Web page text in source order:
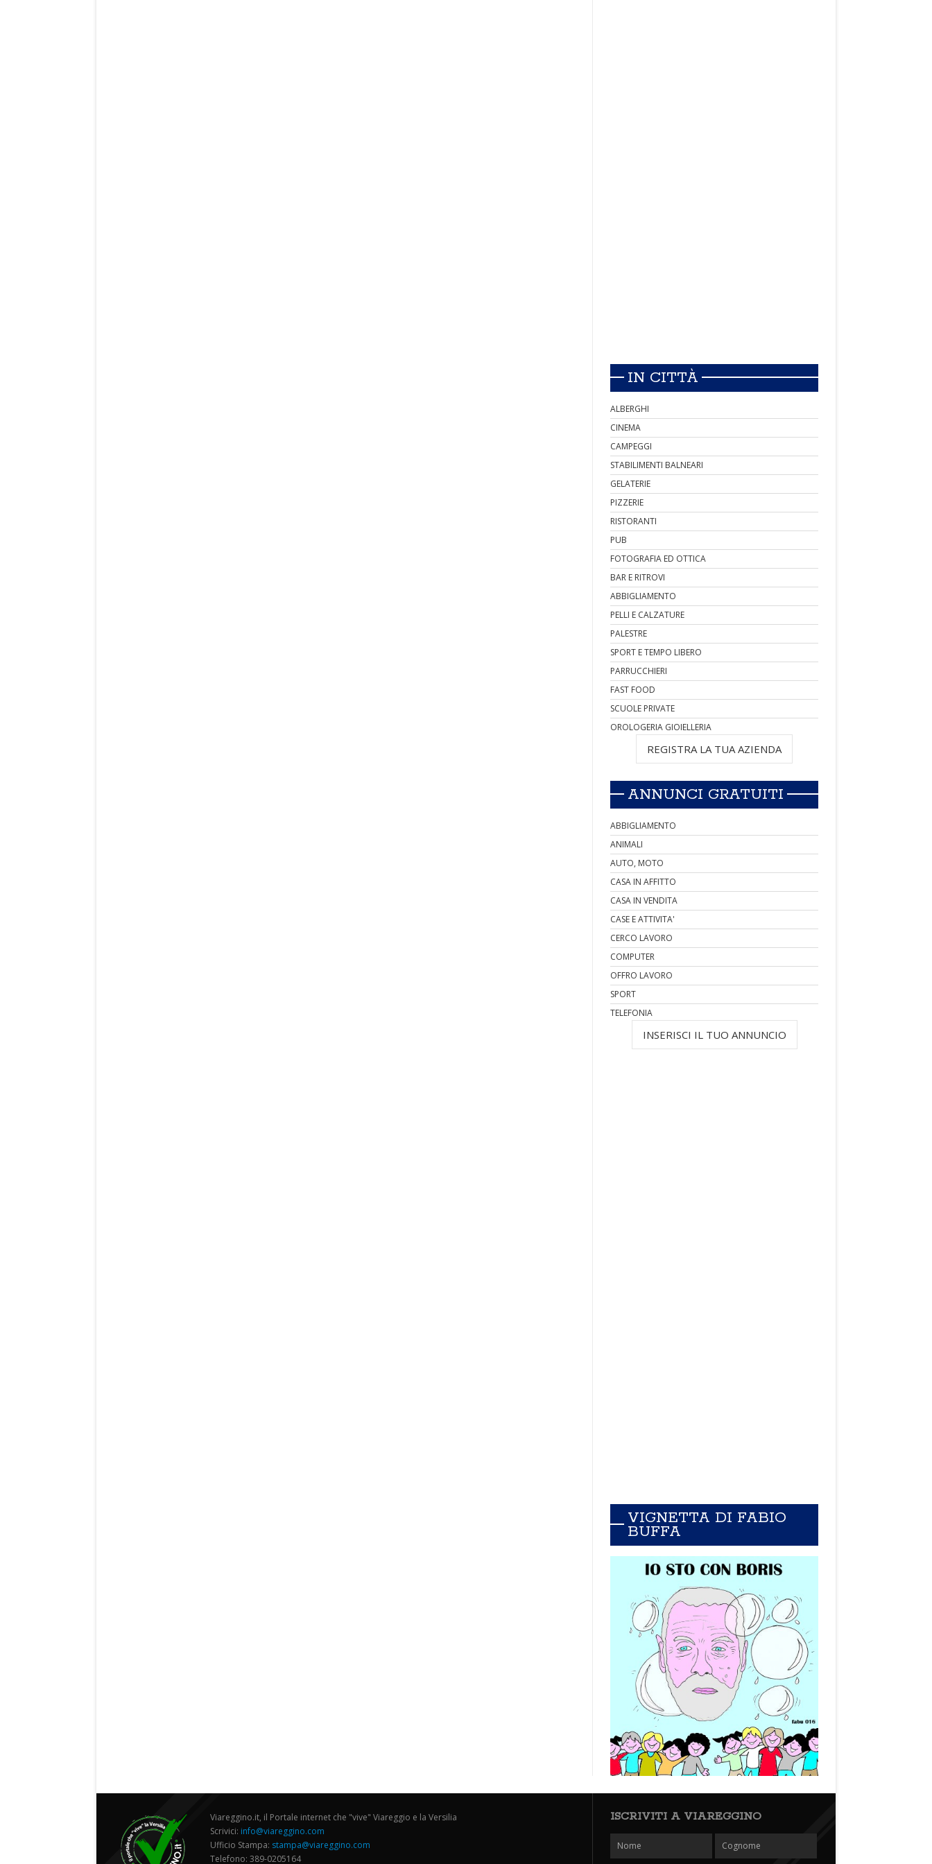
IN CITTÀ
ALBERGHI
CINEMA
CAMPEGGI
STABILIMENTI BALNEARI
GELATERIE
PIZZERIE
RISTORANTI
PUB
FOTOGRAFIA ED OTTICA
BAR E RITROVI
ABBIGLIAMENTO
PELLI E CALZATURE
PALESTRE
SPORT E TEMPO LIBERO
PARRUCCHIERI
FAST FOOD
SCUOLE PRIVATE
OROLOGERIA GIOIELLERIA
REGISTRA LA TUA AZIENDA
ANNUNCI GRATUITI
ABBIGLIAMENTO
ANIMALI
AUTO, MOTO
CASA IN AFFITTO
CASA IN VENDITA
CASE E ATTIVITA'
CERCO LAVORO
COMPUTER
OFFRO LAVORO
SPORT
TELEFONIA
INSERISCI IL TUO ANNUNCIO
VIGNETTA DI FABIO
BUFFA
Viareggino.it, il Portale internet che "vive" Viareggio e la Versilia
Scrivici: info@viareggino.com
Ufficio Stampa: stampa@viareggino.com
Telefono: 389-0205164
ISCRIVITI A VIAREGGINO